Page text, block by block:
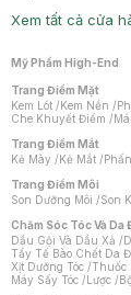
Xem tất cả cửa
Mỹ Phẩm High-End
Trang Điểm Mặt
Kem Lót /Kem Nền /
Che Khuyết Điểm /
Trang Điểm Mắt
Kẻ Mày /Kẻ Mắt /
Trang Điểm Môi
Son Dưỡng Môi /Son
Chăm Sóc Tóc Và Da
Dầu Gội Và Dầu Xả /
Tẩy Tế Bào Chết Da
Xịt Dưỡng Tóc /Thuốc
Máy Sấy Tóc /Lược /